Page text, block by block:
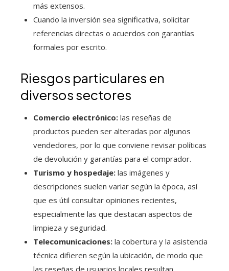
más extensos.
Cuando la inversión sea significativa, solicitar
referencias directas o acuerdos con garantías
formales por escrito.
Riesgos particulares en
diversos sectores
Comercio electrónico: las reseñas de
productos pueden ser alteradas por algunos
vendedores, por lo que conviene revisar políticas
de devolución y garantías para el comprador.
Turismo y hospedaje: las imágenes y
descripciones suelen variar según la época, así
que es útil consultar opiniones recientes,
especialmente las que destacan aspectos de
limpieza y seguridad.
Telecomunicaciones: la cobertura y la asistencia
técnica difieren según la ubicación, de modo que